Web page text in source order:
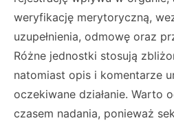
weryfikację merytoryczną,
uzupełnienia, odmowę oraz
Różne jednostki stosują
natomiast opis i komentarze
oczekiwane działanie. Warto
czasem nadania, ponieważ